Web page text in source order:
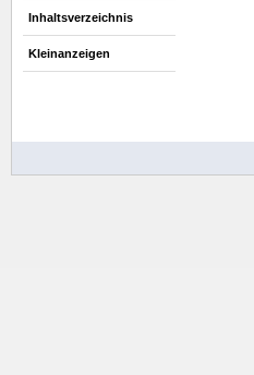
Inhaltsverzeichnis
Kleinanzeigen